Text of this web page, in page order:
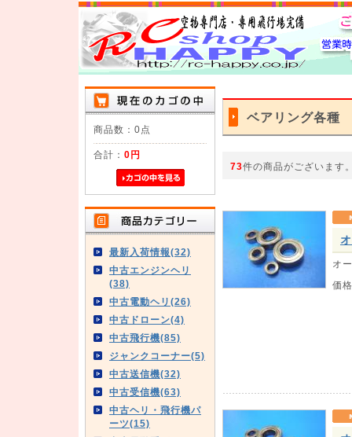
商品数：0点
合計： 0円
最新入荷情報(32)
中古エンジンヘリ
(38)
中古電動ヘリ(26)
中古ドローン(4)
中古飛行機(85)
ジャンクコーナー(5)
中古送信機(32)
中古受信機(63)
中古ヘリ・飛行機パ
ーツ(15)
ベアリング各種
73件の商品がございます
オ
価格